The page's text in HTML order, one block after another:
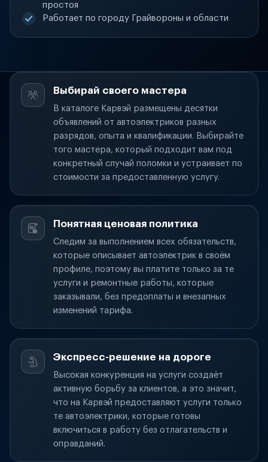
простоя
Работает по городу Грайвороны и области
Выбирай своего мастера
В каталоге Карвэй размещены десятки
объявлений от автоэлектриков разных
разрядов, опыта и квалификации. Выбирайте
того мастера, который подходит вам под
конкретный случай поломки и устраивает по
стоимости за предоставленную услугу.
Понятная ценовая политика
Следим за выполнением всех обязательств,
которые описывает автоэлектрик в своём
профиле, поэтому вы платите только за те
услуги и ремонтные работы, которые
заказывали, без предоплаты и внезапных
изменений тарифа.
Экспресс-решение на дороге
Высокая конкуренция на услуги создаёт
активную борьбу за клиентов, а это значит,
что на Карвэй предоставляют услуги только
те автоэлектрики, которые готовы
включиться в работу без отлагательств и
оправданий.